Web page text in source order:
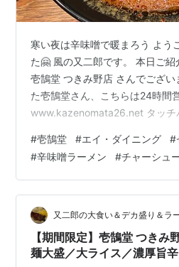
寒い夜は辛味噌で暖まろう よう
た🤗 風の又二郎です。 本日ご紹
壱鵠堂 つきみ野店 さんでござい
た壱鵠堂さん、こちらは24時間
www.kazenomata26.net タッチ
または公式アプリからご確認く
4:30、しかもこの日は冷たい雨
したので、身体を温めるべくこ
肉らーめん＋チャーシュー＋麺
¥1550のところ、公式アプリの
#壱鵠堂 #エイ・ダイニング #
#辛味噌ラーメン #チャーシュ
又二郎の大食い＆デカ盛り＆ラ
【期間限定】壱鵠堂 つきみ
麺大盛／大ライス／濃厚旨